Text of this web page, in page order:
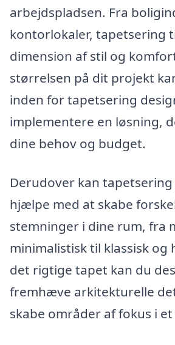
arbejdspladsen. Fra
kontorlokaler, tapetsering
dimension af stil og
størrelsen på dit projekt
inden for tapetsering
implementere en løsning,
dine behov og budget.
Derudover kan
hjælpe med at skabe
stemninger i dine rum, fra
minimalistisk til klassisk og
det rigtige tapet kan du
fremhæve arkitekturelle
skabe områder af fokus i